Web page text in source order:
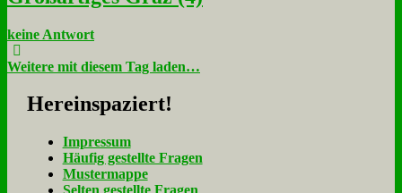
keine Antwort
Weitere mit diesem Tag laden…
Her­ein­spa­ziert!
Im­pres­sum
Häu­fig ge­stell­te Fra­gen
Mu­ster­map­pe